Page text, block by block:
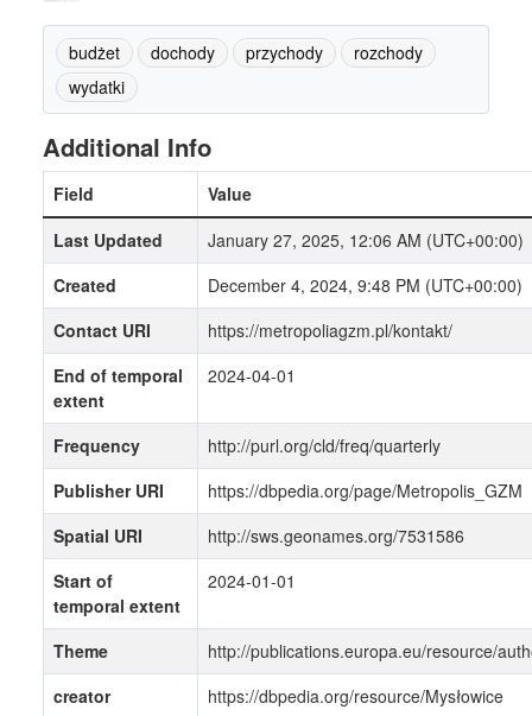
budżet dochody przychody
rozchody
wydatki
Additional Info
Field
Value
Last Updated
January 27, 2025, 12:06 AM (UTC+00:00)
Created
December 4, 2024, 9:48 PM (UTC+00:00)
Contact URI
https://metropoliagzm.pl/kontakt/
End of temporal
extent
2024-04-01
Frequency
http://purl.org/cld/freq/quarterly
Publisher URI
https://dbpedia.org/page/Metropolis_GZM
Spatial URI
http://sws.geonames.org/7531586
Start of
temporal extent
2024-01-01
Theme
http://publications.europa.eu/resource/
creator
https://dbpedia.org/resource/Mysłowice